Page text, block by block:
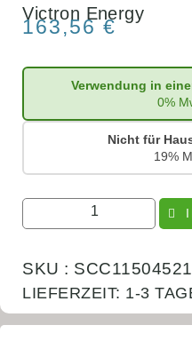
Victron Energy
163,56€
Verwendung in
0%
Nicht für
19%
SKU :
LIEFERZEIT: 1-3